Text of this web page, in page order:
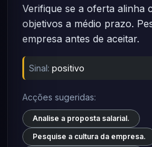
Verifique se a oferta alinha
objetivos a médio prazo.
empresa antes de aceitar.
Sinal: positivo
Acções sugeridas:
Analise a proposta salarial.
Pesquise a cultura da empresa.